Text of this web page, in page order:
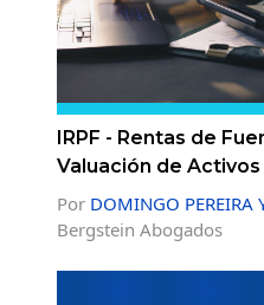
IRPF - Rentas de
Valuación de
Por DOMINGO PEREIRA
Bergstein Abogados